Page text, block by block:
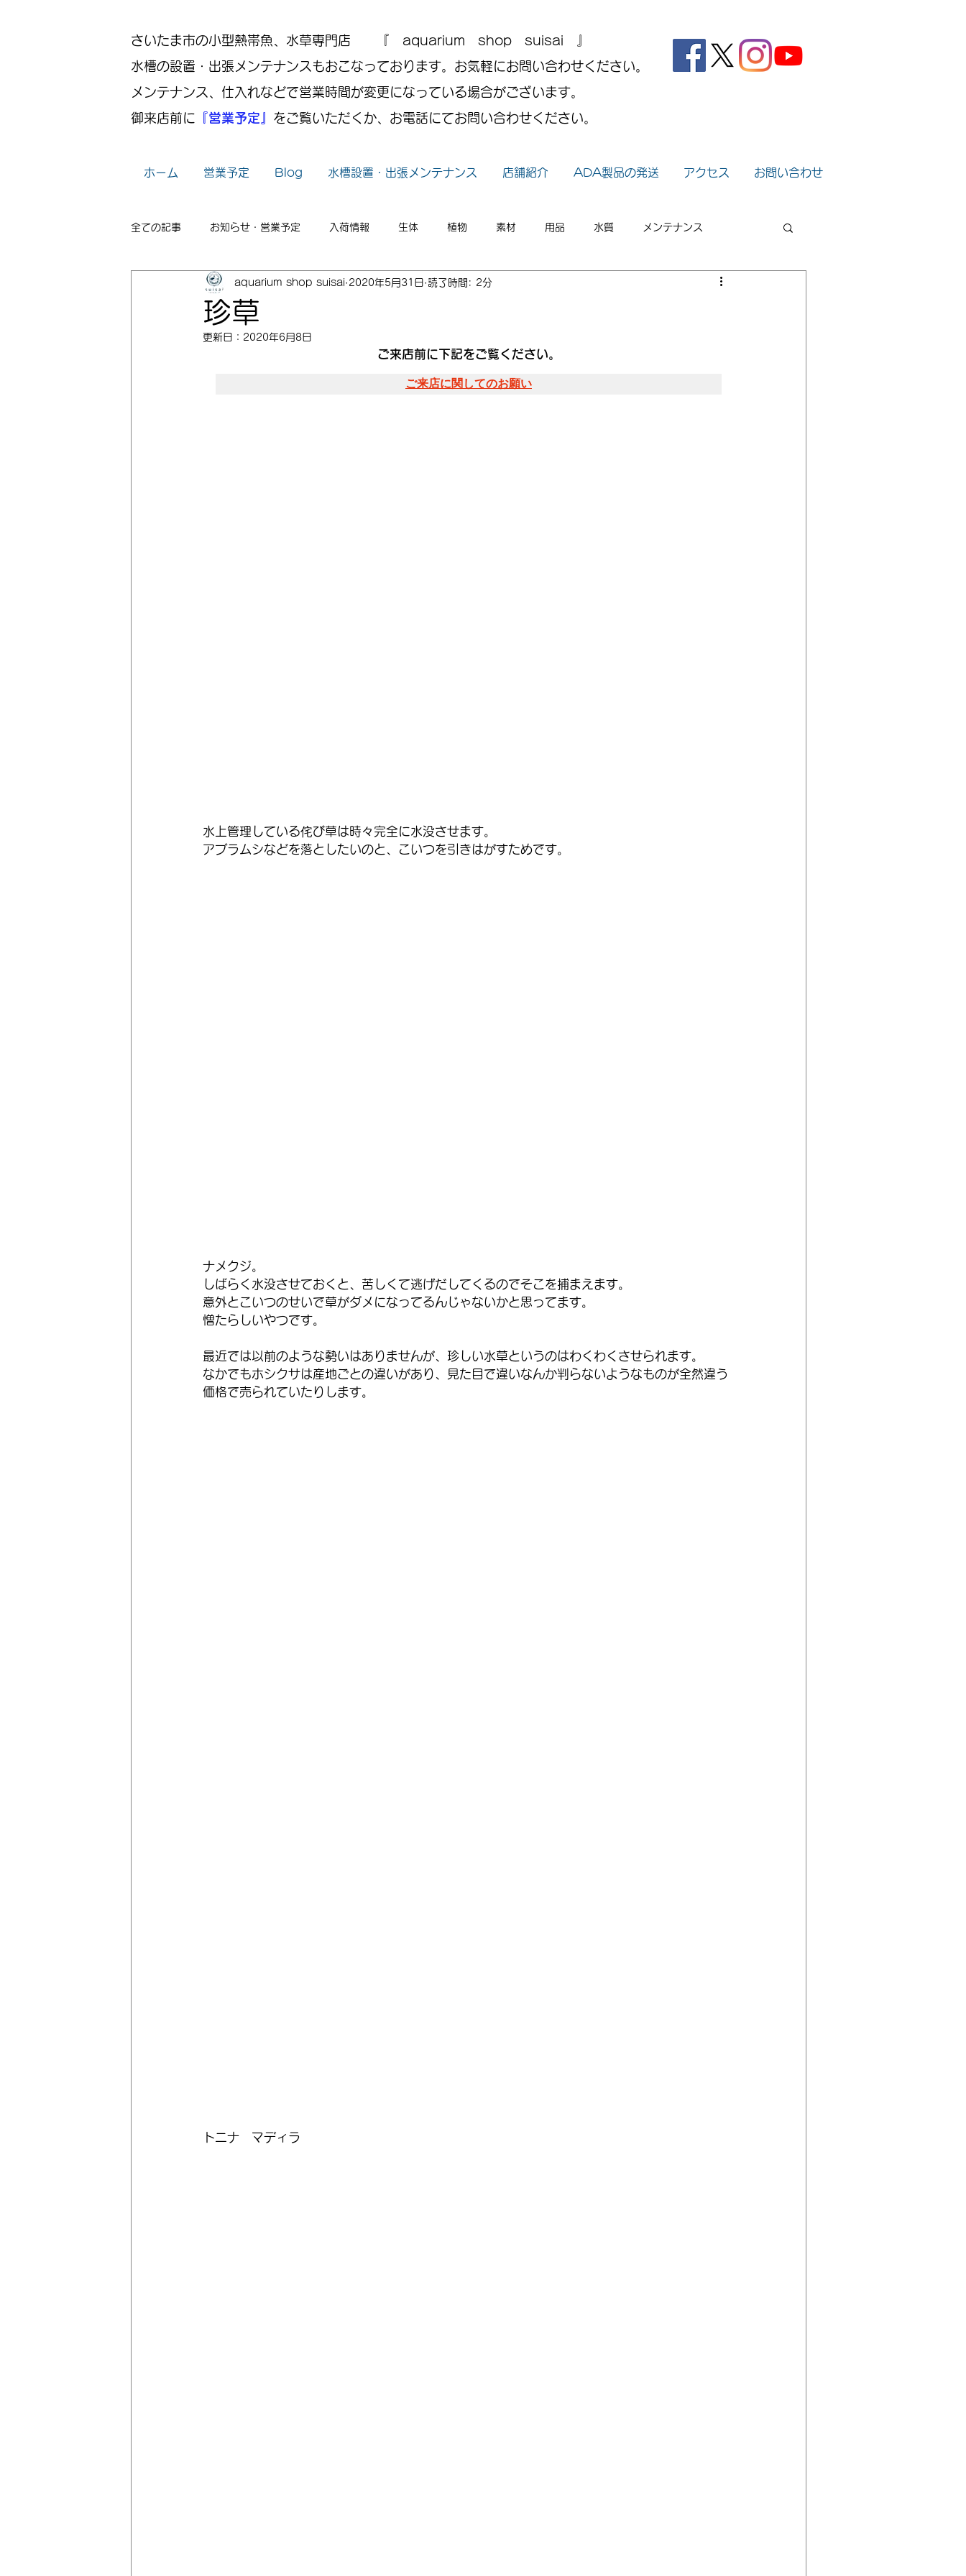
さいたま市の小型熱帯魚、水草専門店 『 aquarium shop suisai 』
水槽の設置・出張メンテナンスもおこなっております。お気軽にお問い合わせください。
メンテナンス、仕入れなどで営業時間が変更になっている場合がございます。
御来店前に 『営業予定』 をご覧いただくか、お電話にてお問い合わせください。
ホーム 営業予定 Blog 水槽設置・出張メンテナンス 店舗紹介 ADA製品の発送 アクセス お問い合わせ
全ての記事 お知らせ・営業予定 入荷情報 生体 植物 素材 用品 水質 メンテナンス
レイアウト 出張メンテナンス 小ネタ 2026年 2025年
珍草
aquarium shop suisai 2020年5月31日 読了時間: 2分
更新日： 2020年6月8日
ご来店前に下記をご覧ください。
ご来店に関してのお願い
水上管理している侘び草は時々完全に水没させます。
アブラムシなどを落としたいのと、こいつを引きはがすためです。
ナメクジ。
しばらく水没させておくと、苦しくて逃げだしてくるのでそこを捕まえます。
意外とこいつのせいで草がダメになってるんじゃないかと思ってます。
憎たらしいやつです。
最近では以前のような勢いはありませんが、珍しい水草というのはわくわくさせられます。
なかでもホシクサは産地ごとの違いがあり、見た目で違いなんか判らないようなものが全然違う
価格で売られていたりします。
トニナ　マディラ